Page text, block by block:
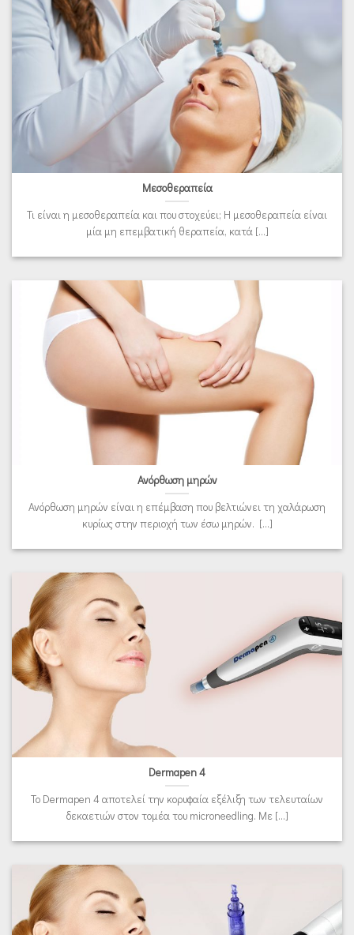
Μεσοθεραπεία
Τι είναι η μεσοθεραπεία και που στοχεύει; Η μεσοθεραπεία είναι
μία μη επεμβατική θεραπεία, κατά [...]
Ανόρθωση μηρών
Ανόρθωση μηρών είναι η επέμβαση που βελτιώνει τη χαλάρωση
κυρίως στην περιοχή των έσω μηρών. [...]
Dermapen 4
Το Dermapen 4 αποτελεί την κορυφαία εξέλιξη των τελευταίων
δεκαετιών στον τομέα του microneedling. Με [...]